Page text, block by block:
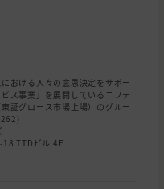
おける人々の意思決定をサポー
ス事業」を展開しているニフテ
証グロース市場上場）のグルー
18 TTDビル 4F